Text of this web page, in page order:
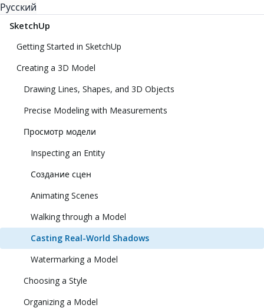
Русский
SketchUp
Getting Started in SketchUp
Creating a 3D Model
Drawing Lines, Shapes, and 3D Objects
Precise Modeling with Measurements
Просмотр модели
Inspecting an Entity
Создание сцен
Animating Scenes
Walking through a Model
Casting Real-World Shadows
Watermarking a Model
Choosing a Style
Organizing a Model